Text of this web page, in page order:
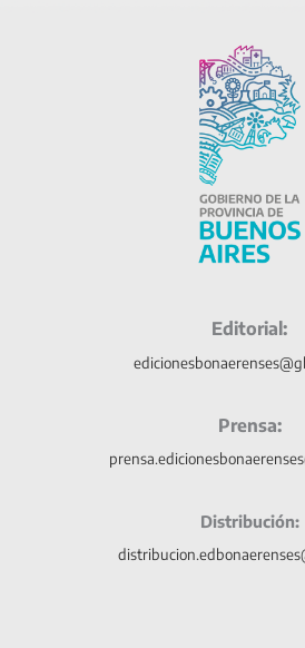
Editorial:
Prensa:
Distribución: